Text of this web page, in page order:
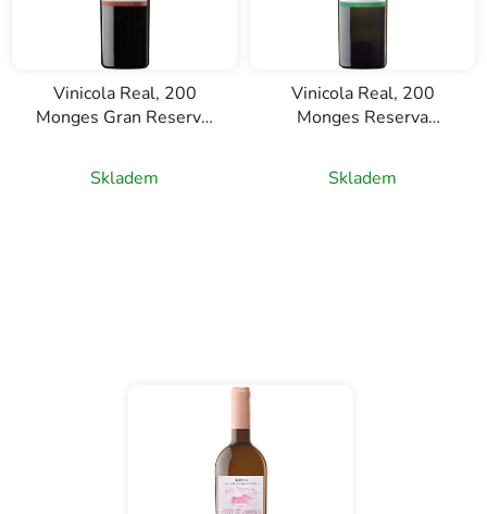
Vinicola Real, 200
Monges Gran Reserva,
0,75l
Skladem
Vinicola Real, 200
Monges Reserva
víno, 0,75l
Skladem